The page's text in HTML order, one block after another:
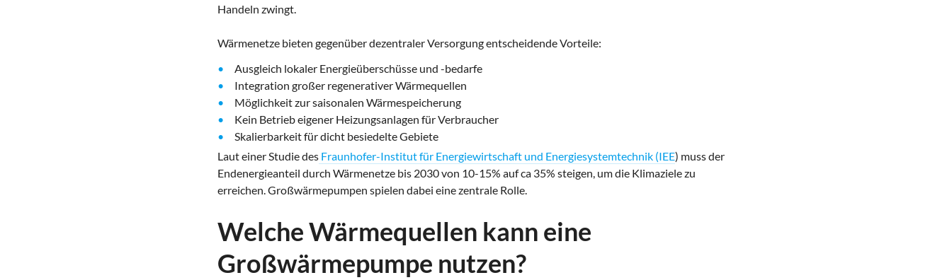
Handeln zwingt.
Wärmenetze bieten gegenüber dezentraler Versorgung entscheidende Vorteile:
Ausgleich lokaler Energieüberschüsse und -bedarfe
Integration großer regenerativer Wärmequellen
Möglichkeit zur saisonalen Wärmespeicherung
Kein Betrieb eigener Heizungsanlagen für Verbraucher
Skalierbarkeit für dicht besiedelte Gebiete
Laut einer Studie des Fraunhofer-Institut für Energiewirtschaft und Energiesystemtechnik (IEE) muss der
Endenergieanteil durch Wärmenetze bis 2030 von 10-15% auf ca 35% steigen, um die Klimaziele zu
erreichen. Großwärmepumpen spielen dabei eine zentrale Rolle.
Welche Wärmequellen kann eine
Großwärmepumpe nutzen?